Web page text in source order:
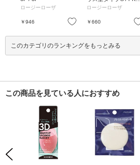
お気に入り
ロージーローザ
￥946 お気に入り
L / 36P / PK&BL / 36P
ロージーローザ
￥660
このカテゴリのランキングをもっとみる
この商品を見ている人におすすめ
Previous